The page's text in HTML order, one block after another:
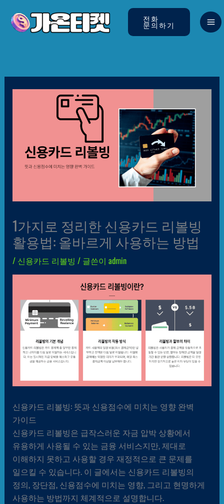
건너뛰기
전화
문의하기
1가지로 정리한 신용카드 리볼빙
활용법: 올바르게 사용하는 방법
/ 신용카드 리볼빙 / 글쓴이admin
신용카드 리볼빙: 뜻과 신용점수에 미치는 영향 완벽
가이드
신용카드 리볼빙은 급작스러운 자금 압박 상황에서
유용하게 사용될 수 있는 금융 서비스지만, 제대로
이해하지 못하고 사용할 경우 재정적으로 큰 문제를
일으킬 수 있습니다. 이 글에서는 신용카드 리볼빙의
정의, 장단점, 신용점수에 미치는 영향, 그리고 현명하게
사용하는 방법까지 체계적으로 설명합니다.